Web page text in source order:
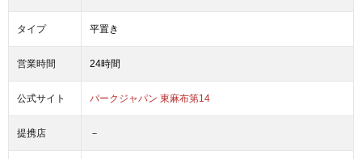
タイプ 平置き
営業時間 24時間
公式サイト パークジャパン 東麻布第14
提携店 －